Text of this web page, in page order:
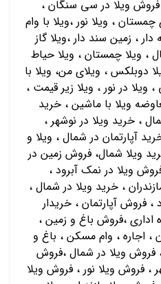
فروش ویلا در سی سنگان ،
، ویلا نور ،ویلا با وام
دار ، زمین سند دار ،ویلا گاز
، ویلا چمستان ، ویلا حیاط
دوبلکس ، ویلای من، ویلا با
در نور ، ویلا زیر قیمت ،
ویلا با ماشین ، خريد
، خريد ويلا در نوشهر ،
آپارتمان در شمال ، ويلا و
ويلا شمال، فروش زمين در
ويلا در نمك آبرود ،
، خريد ويلا در شمال ،
فروش آپارتمان ، خريدار
اداري ،فروش باغ و زمين ،
، اجاره ، وام مسكن ، باغ و
فروش ویلا در شمال ،فروش
، فروش ویلا نور ، فروش ویلا